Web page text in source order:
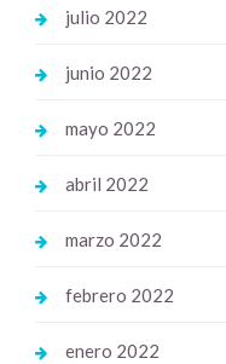
julio 2022
junio 2022
mayo 2022
abril 2022
marzo 2022
febrero 2022
enero 2022